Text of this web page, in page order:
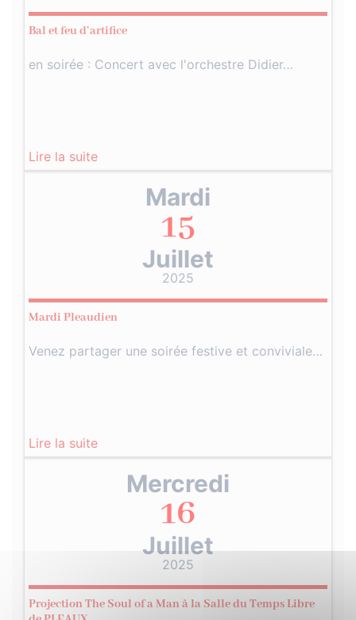
Bal et feu d’artifice
en soirée : Concert avec l'orchestre Didier…
Lire la suite
Mardi
15
Juillet
2025
Mardi Pleaudien
Venez partager une soirée festive et conviviale…
Lire la suite
Mercredi
16
Juillet
2025
Projection The Soul of a Man à la Salle du Temps Libre